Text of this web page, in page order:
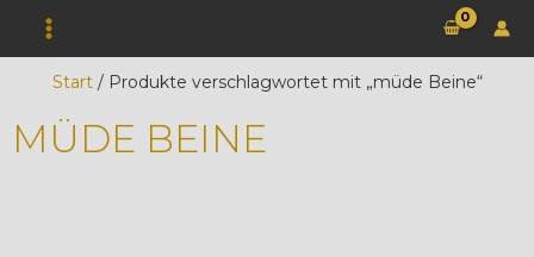
Inhalt
springen
Start/ Produkte verschlagwortet mit „müde Beine“
MÜDE BEINE